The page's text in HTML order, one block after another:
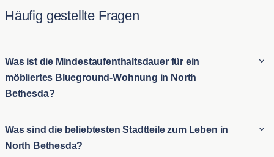
Häufig gestellte Fragen
Was ist die Mindestaufenthaltsdauer für ein
möbliertes Blueground-Wohnung in North
Bethesda?
in North Bethesda beträgt in der Regel 31 Nacht. Dies macht
es ideal für sowohl langfristige möblierte Vermietungen in
Was sind die beliebtesten Stadtteile zum Leben in
North Bethesda?